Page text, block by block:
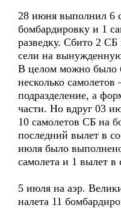
28 июня выполнил 6
бомбардировку и 1
разведку. Сбито 2
сели на
В целом можно было
несколько самолетов
подразделение, а
части. Но вдруг 03
10 самолетов СБ на
последний вылет в
июля было
самолета и 1 вылет в
5 июля на аэр.
налета 11